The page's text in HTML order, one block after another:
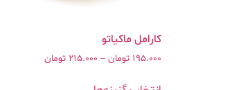
195.000 تومان –
215.000 تومان